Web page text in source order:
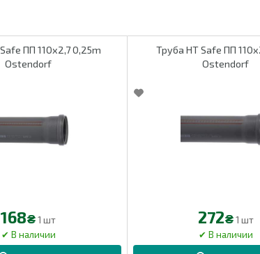
ПП 110х2,7 0,25m
Ostendorf
168₴1 шт
Труба HT Safe ПП 110х2,7
Ostendorf
272₴1 шт